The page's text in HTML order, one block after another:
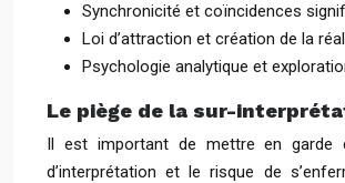
Synchronicité et coïncidences
Loi d’attraction et création de la
Psychologie analytique et
Le piège de la sur-
Il est important de mettre en garde
d’interprétation et le risque de